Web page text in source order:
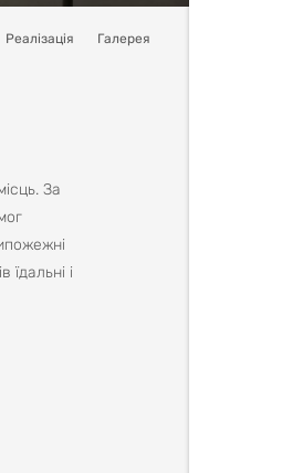
Реалізація Галерея
За
і